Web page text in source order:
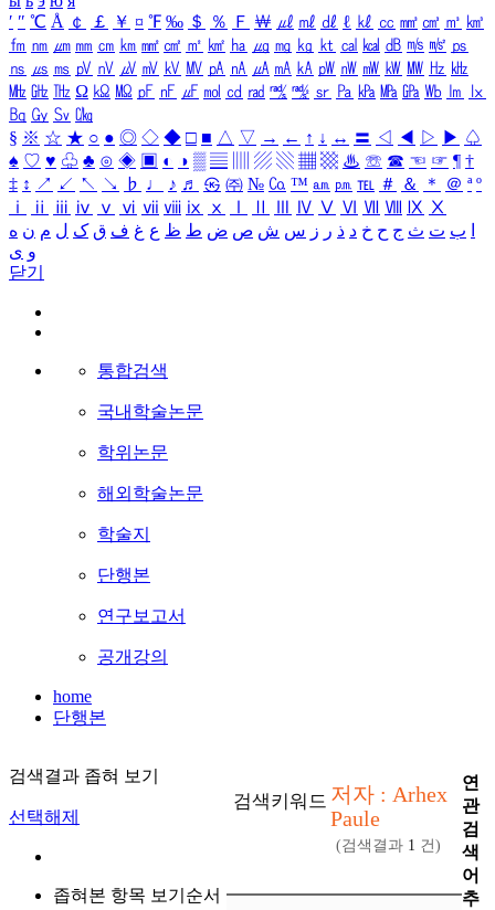
′ ″ ℃ Å ￠ ￡ ￥ ¤ ℉ ‰ ＄ ％ Ｆ ￦ ㎕ ㎖ ㎗ ℓ ㎘ ㏄ ㎣ ㎤ ㎥ ㎦
㎙ ㎚ ㎛ ㎜ ㎝ ㎞ ㎟ ㎠ ㎡ ㎢ ㏊ ㎍ ㎎ ㎏ ㏏ ㎈ ㎉ ㏈ ㎧ ㎨ ㎰
㎱ ㎲ ㎳ ㎴ ㎵ ㎶ ㎷ ㎸ ㎹ ㎀ ㎁ ㎂ ㎃ ㎄ ㎺ ㎻ ㎽ ㎾ ㎿ ㎐ ㎑
㎒ ㎓ ㎔ Ω ㏀ ㏁ ㎊ ㎋ ㎌ ㏖ ㏅ ㎭ ㎮ ㎯ ㏛ ㎩ ㎪ ㎫ ㎬ ㏝ ㏐
㏓
㏃ ㏉ ㏜ ㏆
§ ※ ☆ ★ ○ ● ◎ ◇ ◆ □ ■ △ ▽ → ← ↑ ↓ ↔ 〓 ◁ ◀ ▷ ▶ ♤
♠ ♡ ♥ ♧ ♣ ⊙ ◈ ▣ ◐ ◑ ▒ ▤ ▨ ▧ ▦ ▩ ♨ ☏ ☎ ☜ ☞ ¶ †
‡ ↕ ↗ ↙ ↖ ↘ ♭ ♩ ♪ ♬ ㉿ ㈜ № ㏇ ™ ㏂ ㏘ ℡ ＃ ＆ ＊ ＠ ª º
ⅰ
ⅱ ⅲ ⅳ ⅴ ⅵ ⅶ ⅷ ⅸ ⅹ Ⅳ Ⅴ Ⅵ Ⅶ Ⅷ Ⅸ Ⅹ
ب ت ث ج ح خ د ذ ر ز س ش ص ض ط ظ ع غ ف ق ک ل م ن ه
و ی
닫기
통합검색
국내학술논문
학위논문
해외학술논문
학술지
단행본
연구보고서
공개강의
home
단행본
검색결과 좁혀 보기
선택해제
좁혀본 항목 보기순서
검색키워드 저자 : Arhex
Paule
(검색결과 1 건)
연
관
검
색
어
추